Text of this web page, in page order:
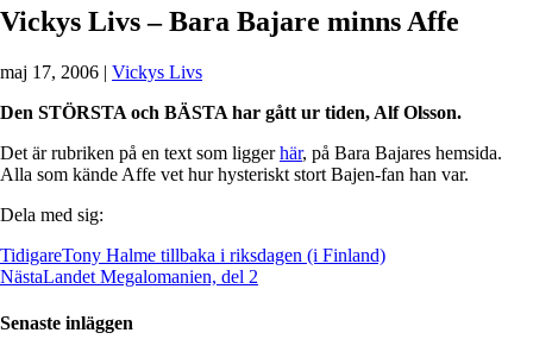
Vickys Livs – Bara Bajare minns Affe
maj 17, 2006 | Vickys Livs
Den STÖRSTA och BÄSTA har gått ur tiden, Alf Olsson.
Det är rubriken på en text som liggerhär, på Bara Bajares hemsida.
Alla som kände Affe vet hur hysteriskt stort Bajen-fan han var.
Dela med sig:
TidigareTony Halme tillbaka i riksdagen (i Finland)
NästaLandet Megalomanien, del 2
Senaste inläggen